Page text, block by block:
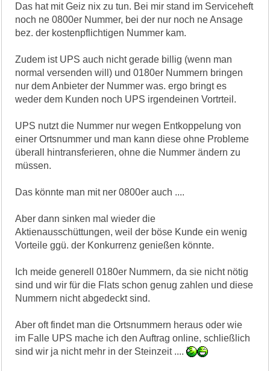
Das hat mit Geiz nix zu tun. Bei mir stand im Serviceheft
noch ne 0800er Nummer, bei der nur noch ne Ansage
bez. der kostenpflichtigen Nummer kam.
Zudem ist UPS auch nicht gerade billig (wenn man
normal versenden will) und 0180er Nummern bringen
nur dem Anbieter der Nummer was. ergo bringt es
weder dem Kunden noch UPS irgendeinen Vortrteil.
UPS nutzt die Nummer nur wegen Entkoppelung von
einer Ortsnummer und man kann diese ohne Probleme
überall hintransferieren, ohne die Nummer ändern zu
müssen.
Das könnte man mit ner 0800er auch ....
Aber dann sinken mal wieder die
Aktienausschüttungen, weil der böse Kunde ein wenig
Vorteile ggü. der Konkurrenz genießen könnte.
Ich meide generell 0180er Nummern, da sie nicht nötig
sind und wir für die Flats schon genug zahlen und diese
Nummern nicht abgedeckt sind.
Aber oft findet man die Ortsnummern heraus oder wie
im Falle UPS mache ich den Auftrag online, schließlich
sind wir ja nicht mehr in der Steinzeit ....